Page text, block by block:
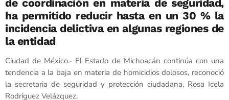
de coordinación en materia de seguridad,
ha permitido reducir hasta en un 30 % la
incidencia delictiva en algunas regiones de
la entidad
Ciudad de México.- El Estado de Michoacán continúa con una
tendencia a la baja en materia de homicidios dolosos, reconoció
la secretaria de seguridad y protección ciudadana, Rosa Icela
Rodríguez Velázquez.